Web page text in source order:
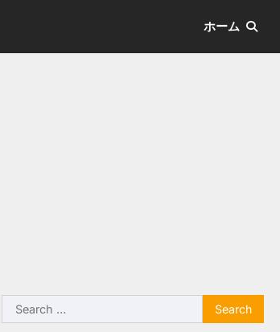
ホーム
Search
for: